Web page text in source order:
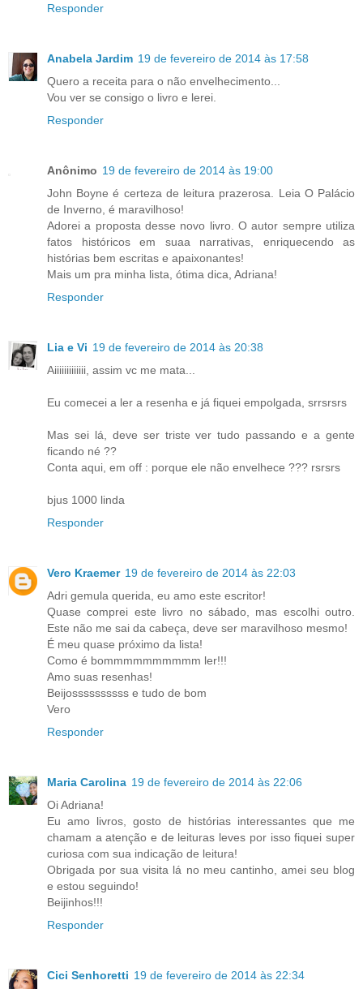
Responder
Anabela Jardim 19 de fevereiro de 2014 às 17:58
Quero a receita para o não envelhecimento...
Vou ver se consigo o livro e lerei.
Responder
Anônimo 19 de fevereiro de 2014 às 19:00
John Boyne é certeza de leitura prazerosa. Leia O Palácio
de Inverno, é maravilhoso!
Adorei a proposta desse novo livro. O autor sempre utiliza
fatos históricos em suaa narrativas, enriquecendo as
histórias bem escritas e apaixonantes!
Mais um pra minha lista, ótima dica, Adriana!
Responder
Lia e Vi 19 de fevereiro de 2014 às 20:38
Aiiiiiiiiiiiii, assim vc me mata...
Eu comecei a ler a resenha e já fiquei empolgada, srrsrsrs
Mas sei lá, deve ser triste ver tudo passando e a gente
ficando né ??
Conta aqui, em off : porque ele não envelhece ??? rsrsrs
bjus 1000 linda
Responder
Vero Kraemer 19 de fevereiro de 2014 às 22:03
Adri gemula querida, eu amo este escritor!
Quase comprei este livro no sábado, mas escolhi outro.
Este não me sai da cabeça, deve ser maravilhoso mesmo!
É meu quase próximo da lista!
Como é bommmmmmmmmm ler!!!
Amo suas resenhas!
Beijossssssssss e tudo de bom
Vero
Responder
Maria Carolina 19 de fevereiro de 2014 às 22:06
Oi Adriana!
Eu amo livros, gosto de histórias interessantes que me
chamam a atenção e de leituras leves por isso fiquei super
curiosa com sua indicação de leitura!
Obrigada por sua visita lá no meu cantinho, amei seu blog
e estou seguindo!
Beijinhos!!!
Responder
Cici Senhoretti 19 de fevereiro de 2014 às 22:34